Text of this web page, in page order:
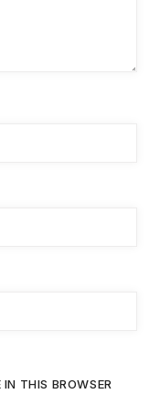
THIS BROWSER